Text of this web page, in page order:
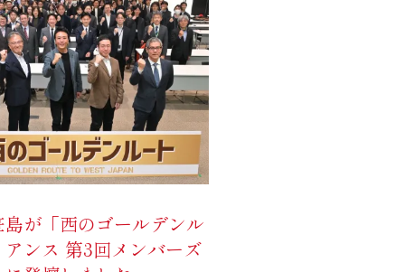
が「西のゴールデンル
アンス 第3回メンバーズ